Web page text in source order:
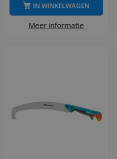
Meer informatie
IN WINKELWAGEN